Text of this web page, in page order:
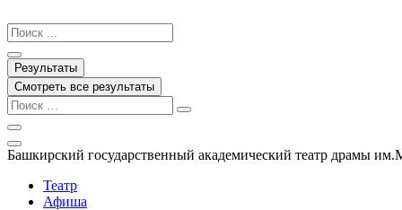
к
содержимому
Search
...
Результаты
Смотреть все результаты
Башкирский государственный академический театр драмы
Театр
Афиша